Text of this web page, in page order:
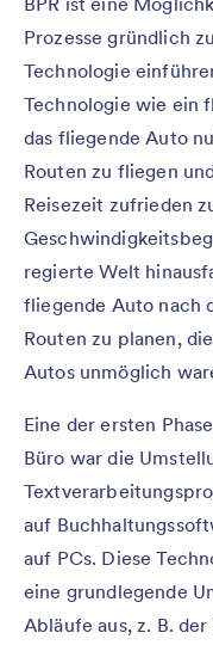
Prozesse gründlich
Technologie
Technologie wie ein
das fliegende Auto
Routen zu fliegen
Reisezeit zufrieden
regierte Welt
fliegende Auto nach
Routen zu planen,
Autos unmöglich
Eine der ersten
Büro war die
auf
auf PCs. Diese
eine grundlegende
Abläufe aus, z. B.